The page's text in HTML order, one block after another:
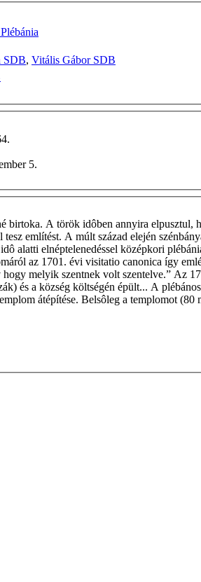
SDB, Vitális Gábor SDB
5.
birtoka. A török idôben annyira elpusztul,
említést. A múlt század elején
alatti elnéptelenedéssel középkori
az 1701. évi visitatio canonica így
melyik szentnek volt szentelve.” Az
és a község költségén épült... A
átépítése. Belsôleg a templomot